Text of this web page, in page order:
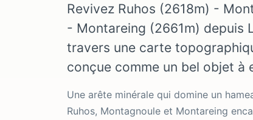
Revivez Ruhos (2618m) -
- Montareing (2661m) depuis
travers une carte
conçue comme un bel objet à
Une arête minérale qui domine un
Ruhos, Montagnoule et Montareing